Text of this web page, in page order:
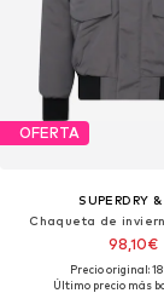
OFERTA
SUPERDRY
Chaqueta de
98,10€
Precio original:
Último precio más